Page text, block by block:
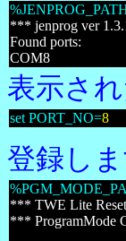
*** jenprog ver
Found ports:
COM8
表示さ
set PORT_NO=8
登録しま
*** TWE Lite
*** ProgramMode